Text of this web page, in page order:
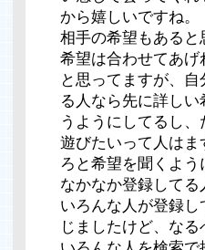
から嬉しいですね。
相手の希望もあると
希望は合わせてあげ
と思ってますが、
る人なら先に詳し
うようにしてるし
遊びたいって人は
ろと希望を聞くよう
なかなか登録してる
いろんな人が登録
じましたけど、な